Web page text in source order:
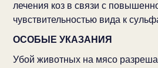
лечения коз в связи с
чувствительностью вида к
ОСОБЫЕ УКАЗАНИЯ
Убой животных на мясо